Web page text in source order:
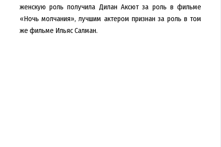
женскую роль получила Дилан Аксют за роль в фильме
«Ночь молчания», лучшим актером признан за роль в том
же фильме Ильяс Салман.